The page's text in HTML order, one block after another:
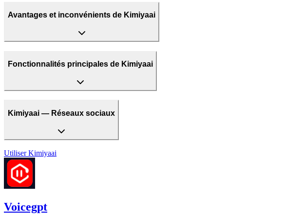
Avantages et inconvénients de Kimiyaai
Fonctionnalités principales de Kimiyaai
Kimiyaai — Réseaux sociaux
Utiliser Kimiyaai
Voicegpt